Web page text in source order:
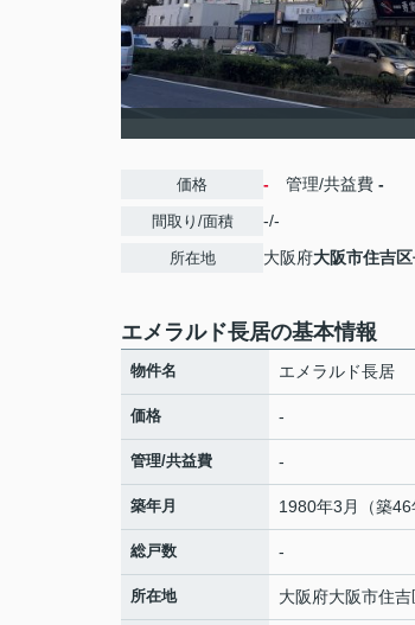
価格 - 管理/共益費 -
間取り/面積 -/-
所在地 大阪府大阪市住吉区
エメラルド長居の基本情報
物件名 エメラルド長居
価格 -
管理/共益費 -
築年月 1980年3月（築46
総戸数 -
所在地 大阪府大阪市住吉